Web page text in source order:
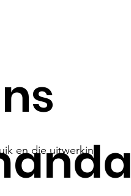
en die uitwerking